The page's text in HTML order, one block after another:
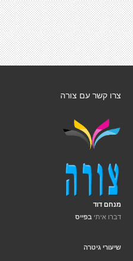
צרו קשר עם צורה
מנחם דוד
דברו איתי בפייס
שיעורי גיטרה